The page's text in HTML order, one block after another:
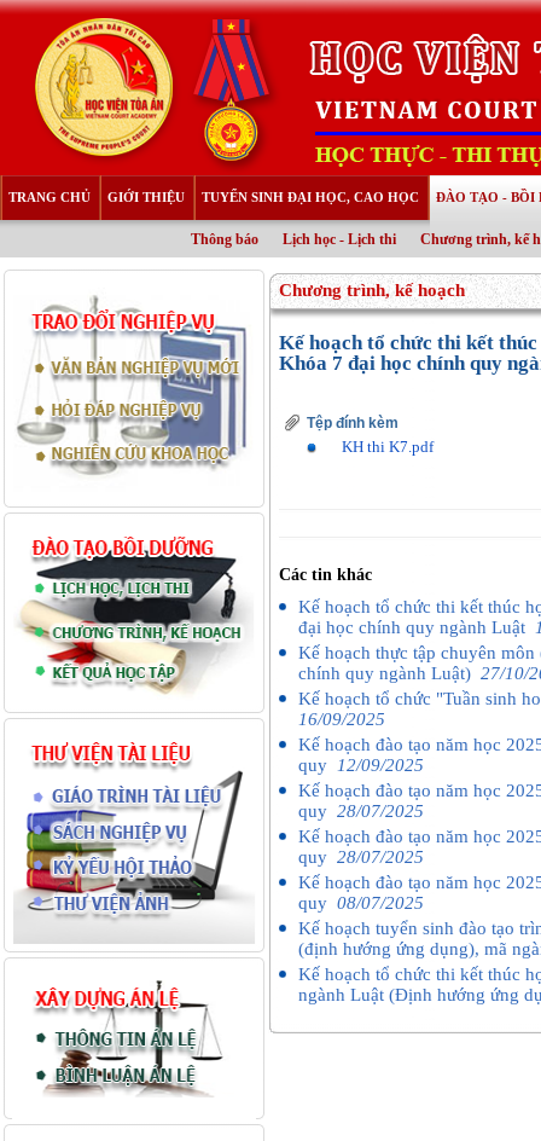
TRANG CHỦ GIỚI THIỆU TUYỂN SINH ĐẠI HỌC, CAO HỌC ĐÀO TẠO - BỒI
Thông báo Lịch học - Lịch thi Chương trình, kế
Chương trình, kế hoạch
Kế hoạch tổ chức thi kết
Khóa 7 đại học chính quy
Tệp đính kèm
KH thi K7.pdf
Các tin khác
Kế hoạch tổ chức thi kết thúc
đại học chính quy ngành Luật
Kế hoạch thực tập chuyên
chính quy ngành Luật) 27/10/
Kế hoạch tổ chức "Tuần sinh
16/09/2025
Kế hoạch đào tạo năm học
quy
12/09/2025
Kế hoạch đào tạo năm học
quy 28/07/2025
Kế hoạch đào tạo năm học
quy 28/07/2025
Kế hoạch đào tạo năm học
quy 08/07/2025
Kế hoạch tuyển sinh đào tạo
(định hướng ứng dụng), mã
Kế hoạch tổ chức thi kết thúc
ngành Luật (Định hướng ứng